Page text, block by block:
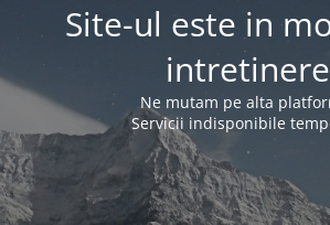
Site-ul este in
intretinere
Ne mutam pe alta
Servicii indisponibile